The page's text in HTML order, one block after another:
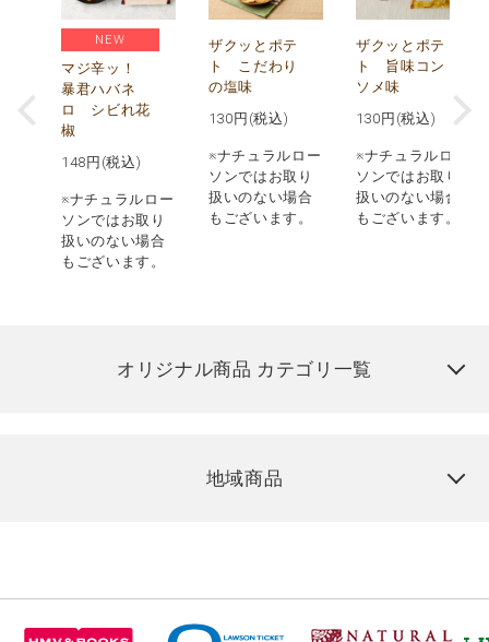
NEW
マジ辛ッ！
暴君ハバネ
ロ シビれ花
椒
148 円(税込)
※ナチュラルロー
ソンではお取り
扱いのない場合
もございます。
ザクッとポテ
ト こだわり
の塩味
130 円(税込)
※ナチュラルロー
ソンではお取り
扱いのない場合
もございます。
ザクッとポテ
ト 旨味コン
ソメ味
130 円(税込)
※ナチュラルロー
ソンではお取り
扱いのない場合
もございます。
オリジナル商品 カテゴリ一覧
地域商品